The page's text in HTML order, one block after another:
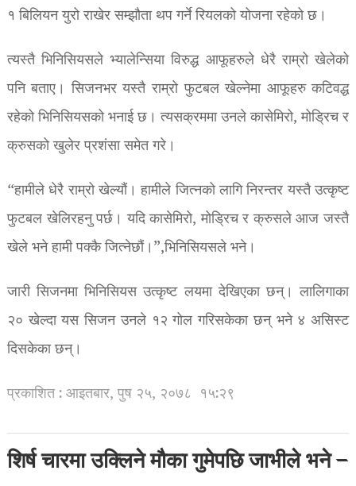
१ बिलियन युरो राखेर सम्झौता थप गर्ने रियलको योजना रहेको छ।
त्यस्तै भिनिसियसले भ्यालेन्सिया विरुद्ध आफूहरुले धेरै राम्रो खेलेको
पनि बताए। सिजनभर यस्तै राम्रो फुटबल खेल्नेमा आफूहरु कटिवद्ध
रहेको भिनिसियसको भनाई छ। त्यसक्रममा उनले कासेमिरो, मोड्रिच र
क्रुसको खुलेर प्रशंसा समेत गरे।
“हामीले धेरै राम्रो खेल्यौं। हामीले जित्नको लागि निरन्तर यस्तै उत्कृष्ट
फुटबल खेलिरहनु पर्छ। यदि कासेमिरो, मोड्रिच र क्रुसले आज जस्तै
खेले भने हामी पक्कै जित्नेछौं।”,भिनिसियसले भने।
जारी सिजनमा भिनिसियस उत्कृष्ट लयमा देखिएका छन्। लालिगाका
२० खेल्दा यस सिजन उनले १२ गोल गरिसकेका छन् भने ४ असिस्ट
दिसकेका छन्।
प्रकाशित : आइतबार, पुष २५, २०७८ १५:२९
शिर्ष चारमा उक्लिने मौका गुमेपछि जाभीले भने –